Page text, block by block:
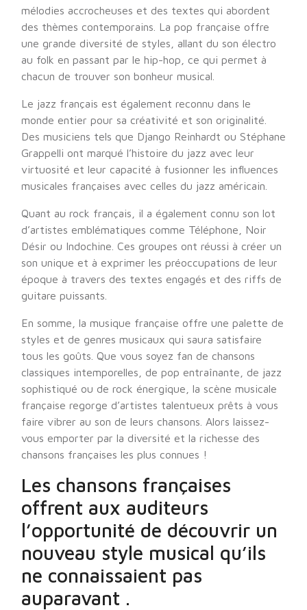
mélodies accrocheuses et des textes qui abordent
des thèmes contemporains. La pop française offre
une grande diversité de styles, allant du son électro
au folk en passant par le hip-hop, ce qui permet à
chacun de trouver son bonheur musical.
Le jazz français est également reconnu dans le
monde entier pour sa créativité et son originalité.
Des musiciens tels que Django Reinhardt ou Stéphane
Grappelli ont marqué l’histoire du jazz avec leur
virtuosité et leur capacité à fusionner les influences
musicales françaises avec celles du jazz américain.
Quant au rock français, il a également connu son lot
d’artistes emblématiques comme Téléphone, Noir
Désir ou Indochine. Ces groupes ont réussi à créer un
son unique et à exprimer les préoccupations de leur
époque à travers des textes engagés et des riffs de
guitare puissants.
En somme, la musique française offre une palette de
styles et de genres musicaux qui saura satisfaire
tous les goûts. Que vous soyez fan de chansons
classiques intemporelles, de pop entraînante, de jazz
sophistiqué ou de rock énergique, la scène musicale
française regorge d’artistes talentueux prêts à vous
faire vibrer au son de leurs chansons. Alors laissez-
vous emporter par la diversité et la richesse des
chansons françaises les plus connues !
Les chansons françaises
offrent aux auditeurs
l’opportunité de découvrir un
nouveau style musical qu’ils
ne connaissaient pas
auparavant .